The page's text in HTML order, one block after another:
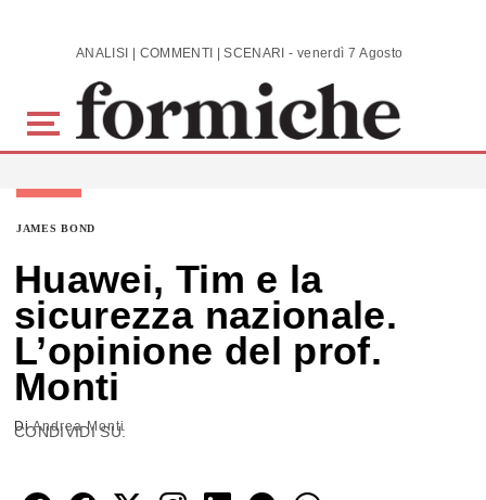
Skip to main content ANALISI | COMMENTI | SCENARI - venerdì 7 Agosto 2026
JAMES BOND
Huawei, Tim e la
sicurezza nazionale.
L’opinione del prof.
Monti
DiAndrea Monti
CONDIVIDI SU: